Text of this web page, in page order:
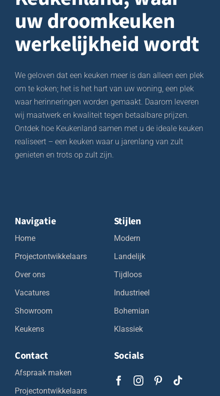
uw droomkeuken
werkelijkheid wordt
We geloven dat een keuken meer is dan alleen een plek
om te koken; het is het hart van uw woning, een plek
waar herinneringen worden gemaakt. Daarom leveren
wij maatwerk en kwaliteit tegen betaalbare prijzen.
Ontdek hoe Keukenland samen met u de ideale keuken
realiseert – een keuken waar u jarenlang van zult
genieten en trots op zult zijn.
Navigatie
Home
Projectontwikkelaars
Over ons
Vacatures
Showroom
Keukens
Stijlen
Modern
Landelijk
Tijdloos
Industrieel
Bohemian
Klassiek
Contact
Afspraak maken
Projectontwikkelaars
Socials